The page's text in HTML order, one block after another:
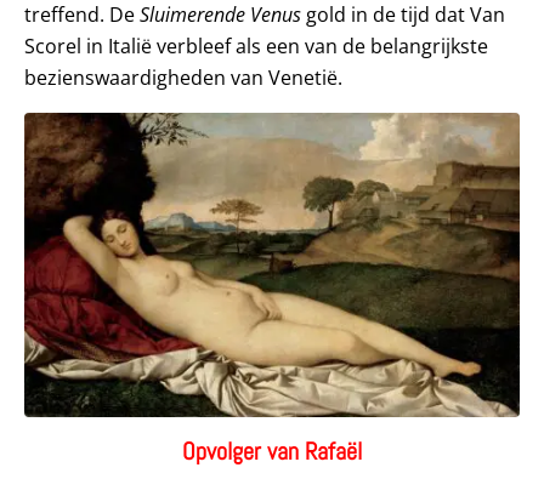
treffend. DeSluimerende Venus gold in de tijd dat Van
Scorel in Italië verbleef als een van de belangrijkste
bezienswaardigheden van Venetië.
Opvolger van Rafaël